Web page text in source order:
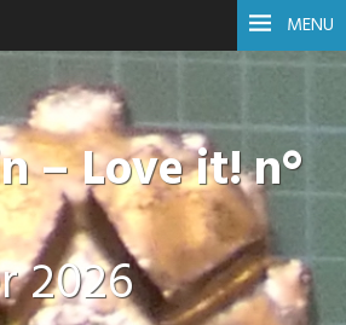
MENU
– Love it! n°
2026